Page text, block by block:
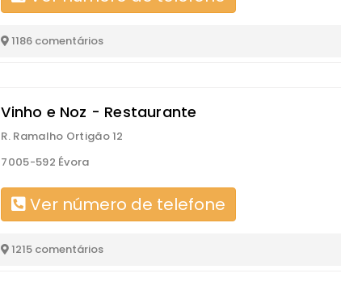
1186 comentários
Vinho e Noz - Restaurante
R. Ramalho Ortigão 12
7005-592 Évora
Ver número de telefone
1215 comentários